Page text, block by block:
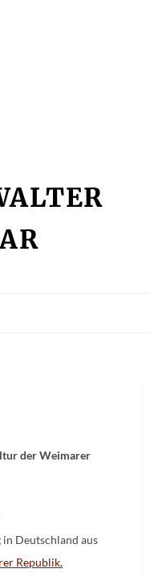
der Weimarer
Deutschland aus
Republik.